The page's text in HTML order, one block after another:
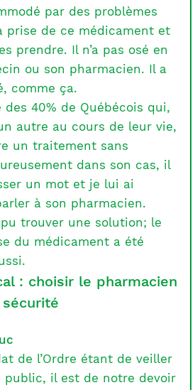
par des problèmes
prise de ce médicament et
prendre. Il n’a pas osé en
ou son pharmacien. Il a
comme ça.
40% de Québécois qui,
autre au cours de leur vie,
un traitement sans
dans son cas, il
un mot et je lui ai
à son pharmacien.
trouver une solution; le
du médicament a été
: choisir le pharmacien
de l’Ordre étant de veiller
il est de notre devoir